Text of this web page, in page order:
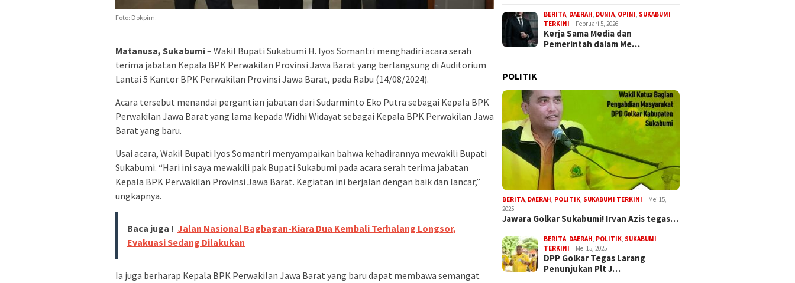
Foto: Dokpim.
Matanusa, Sukabumi– Wakil Bupati Sukabumi H. Iyos Somantri menghadiri acara serah
terima jabatan Kepala BPK Perwakilan Provinsi Jawa Barat yang berlangsung di Auditorium
Lantai 5 Kantor BPK Perwakilan Provinsi Jawa Barat, pada Rabu (14/08/2024).
Acara tersebut menandai pergantian jabatan dari Sudarminto Eko Putra sebagai Kepala BPK
Perwakilan Jawa Barat yang lama kepada Widhi Widayat sebagai Kepala BPK Perwakilan Jawa
Barat yang baru.
Usai acara, Wakil Bupati Iyos Somantri menyampaikan bahwa kehadirannya mewakili Bupati
Sukabumi. “Hari ini saya mewakili pak Bupati Sukabumi pada acara serah terima jabatan
Kepala BPK Perwakilan Provinsi Jawa Barat. Kegiatan ini berjalan dengan baik dan lancar,”
ungkapnya.
Baca juga ! Jalan Nasional Bagbagan-Kiara Dua Kembali Terhalang Longsor,
Evakuasi Sedang Dilakukan
Ia juga berharap Kepala BPK Perwakilan Jawa Barat yang baru dapat membawa semangat
BERITA DAERAH DUNIA OPINI SUKABUMI
TERKINI
Februari 5, 2026
Kerja Sama Media dan
Pemerintah dalam Me…
POLITIK
BERITA DAERAH POLITIK SUKABUMI TERKINI
Mei 15,
2025
Jawara Golkar Sukabumi! Irvan Azis tegas…
BERITA DAERAH POLITIK SUKABUMI
TERKINI
Mei 15, 2025
DPP Golkar Tegas Larang
Penunjukan Plt J…